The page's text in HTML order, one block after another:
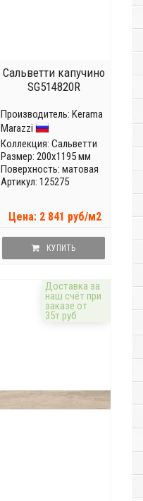
Сальветти капучино
SG514820R
Производитель: Kerama
Marazzi
Коллекция: Сальветти
Размер: 200x1195 мм
Поверхность: матовая
Артикул: 125275
Цена: 2 841 руб/м2
КУПИТЬ
Доставка за
наш счёт при
заказе от
35т.руб